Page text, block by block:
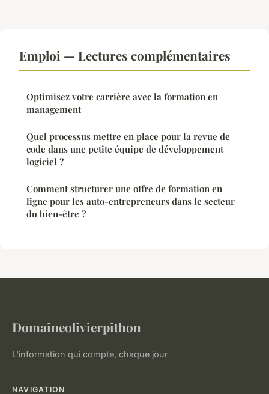
Emploi — Lectures complémentaires
Optimisez votre carrière avec la formation en
management
Quel processus mettre en place pour la revue de
code dans une petite équipe de développement
logiciel ?
Comment structurer une offre de formation en
ligne pour les auto-entrepreneurs dans le secteur
du bien-être ?
Domaineolivierpithon
L'information qui compte, chaque jour
NAVIGATION